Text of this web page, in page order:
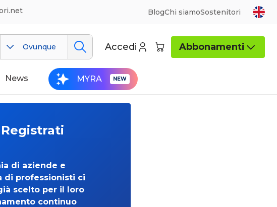
BlogChi siamoSostenitori
Ovunque Accedi Abbonamenti
News MYRA
Registrati
di aziende e
di professionisti ci
scelto per il loro
continuo